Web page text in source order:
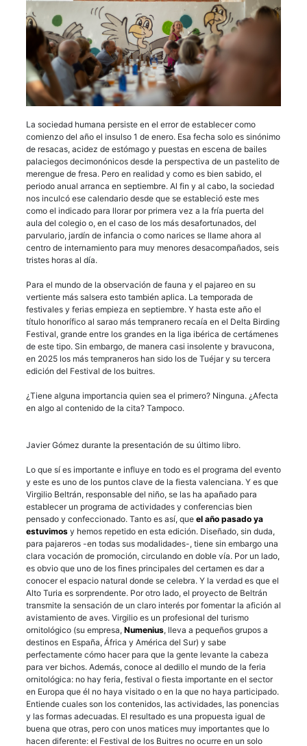
La sociedad humana persiste en el error de establecer como
comienzo del año el insulso 1 de enero. Esa fecha solo es sinónimo
de resacas, acidez de estómago y puestas en escena de bailes
palaciegos decimonónicos desde la perspectiva de un pastelito de
merengue de fresa. Pero en realidad y como es bien sabido, el
periodo anual arranca en septiembre. Al fin y al cabo, la sociedad
nos inculcó ese calendario desde que se estableció este mes
como el indicado para llorar por primera vez a la fría puerta del
aula del colegio o, en el caso de los más desafortunados, del
parvulario, jardín de infancia o como narices se llame ahora al
centro de internamiento para muy menores desacompañados, seis
tristes horas al día.
Para el mundo de la observación de fauna y el pajareo en su
vertiente más salsera esto también aplica. La temporada de
festivales y ferias empieza en septiembre. Y hasta este año el
título honorífico al sarao más tempranero recaía en el Delta Birding
Festival, grande entre los grandes en la liga ibérica de certámenes
de este tipo. Sin embargo, de manera casi insolente y bravucona,
en 2025 los más tempraneros han sido los de Tuéjar y su tercera
edición del Festival de los buitres.
¿Tiene alguna importancia quien sea el primero? Ninguna. ¿Afecta
en algo al contenido de la cita? Tampoco.
Javier Gómez durante la presentación de su último libro.
Lo que sí es importante e influye en todo es el programa del evento
y este es uno de los puntos clave de la fiesta valenciana. Y es que
Virgilio Beltrán, responsable del niño, se las ha apañado para
establecer un programa de actividades y conferencias bien
pensado y confeccionado. Tanto es así, que el año pasado ya
estuvimos y hemos repetido en esta edición. Diseñado, sin duda,
para pajareros -en todas sus modalidades-, tiene sin embargo una
clara vocación de promoción, circulando en doble vía. Por un lado,
es obvio que uno de los fines principales del certamen es dar a
conocer el espacio natural donde se celebra. Y la verdad es que el
Alto Turia es sorprendente. Por otro lado, el proyecto de Beltrán
transmite la sensación de un claro interés por fomentar la afición al
avistamiento de aves. Virgilio es un profesional del turismo
ornitológico (su empresa, Numenius, lleva a pequeños grupos a
destinos en España, África y América del Sur) y sabe
perfectamente cómo hacer para que la gente levante la cabeza
para ver bichos. Además, conoce al dedillo el mundo de la feria
ornitológica: no hay feria, festival o fiesta importante en el sector
en Europa que él no haya visitado o en la que no haya participado.
Entiende cuales son los contenidos, las actividades, las ponencias
y las formas adecuadas. El resultado es una propuesta igual de
buena que otras, pero con unos matices muy importantes que lo
hacen diferente: el Festival de los Buitres no ocurre en un solo